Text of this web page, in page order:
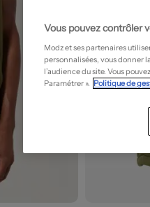
Vous pouvez contrôler
Modz et ses partenaires
personnalisées, vous donner
l’audience du site. Vous
Paramétrer ». Politique de